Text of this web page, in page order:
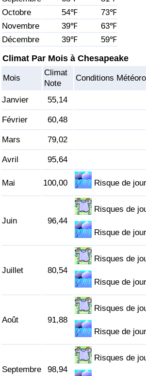
Octobre
54℉
73℉
Novembre
39℉
63℉
Décembre
39℉ 59℉
Climat Par Mois à Chesapeake
Mois
Climat
Note
Conditions
Janvier 55,14
Février 60,48
Mars 79,02
Avril 95,64
Mai 100,00 Risque de
Juin 96,44
Risques de
Risque de
Juillet 80,54
Risques de
Risque de
Août 91,88
Risques de
Risque de
Septembre 98,94
Risques de
Soins de santé
Indice des soins de santé (Actuel)
Pollution
Indice de Pollution (Actuel)
Indice de pollution
Indice de Pollution par Pays
Trafic
Indice de Trafic (Actuel)
Indice de Trafic par Pays